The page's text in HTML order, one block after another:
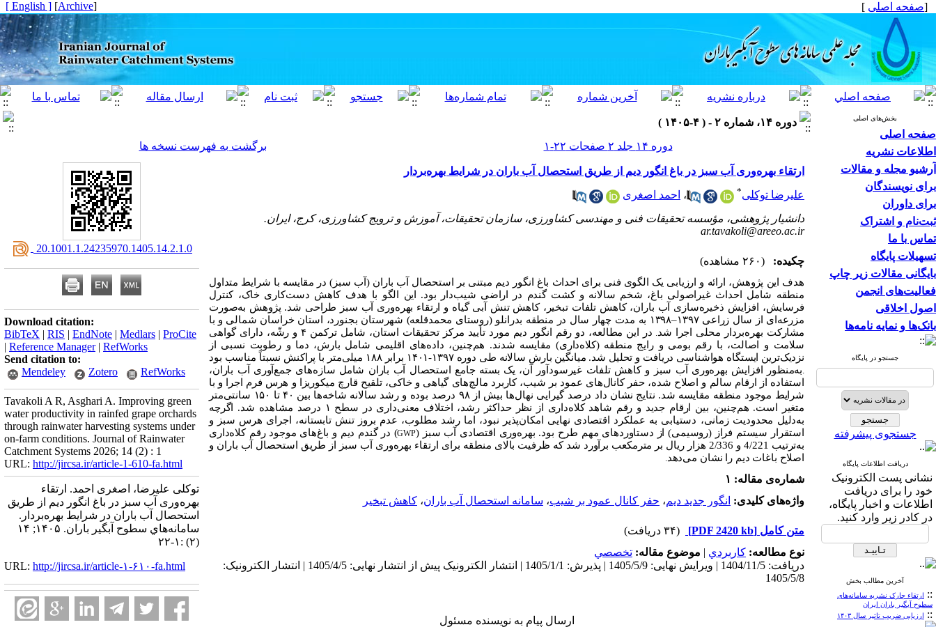
[صفحه اصلی ]
[
Archive
]
[ English ]
بخش‌های اصلی
صفحه اصلی
اطلاعات نشریه
آرشیو مجله و مقالات
برای نویسندگان
برای داوران
ثبت‌نام و اشتراک
تماس با ما
تسهیلات پایگاه
بایگانی مقالات زیر چاپ
فعالیت‌های انجمن
اصول اخلاقی
بانک‌ها و نمایه نامه‌ها
جستجو در پایگاه
جستجوی پیشرفته
دریافت اطلاعات پایگاه
نشانی پست الکترونیک
خود را برای دریافت
اطلاعات و اخبار پایگاه،
در کادر زیر وارد کنید.
آخرین مطالب بخش
:: ارتقاء چارک نشریه سامانه‌های
سطوح آبگیر باران ایران
:: ارزیابی ضریب تاثیر سال ۱۴۰۳
دوره ۱۴، شماره ۲ - ( ۴-۱۴۰۵ )
دوره ۱۴ جلد ۲ صفحات ۲۲-۱
برگشت به فهرست نسخه ها
ارتقاء بهره‌وری آب سبز در باغ انگور دیم از طریق استحصال آب باران در شرایط بهره‌بردار
علیرضا توکلی* ، احمد اصغری
دانشیار پژوهشی، مؤسسه تحقیقات فنی و مهندسی کشاورزی، سازمان تحقیقات، آموزش و ترویج کشاورزی، کرج، ایران.
ar.tavakoli@areeo.ac.ir
چکیده: (۲۶۰ مشاهده)
هدف این پژوهش، ارائه و ارزیابی یک الگوی فنی برای احداث باغ انگور دیم مبتنی بر استحصال آب باران (آب سبز) در مقایسه با شرایط متداول
منطقه شامل احداث غیراصولی باغ، شخم سالانه و کشت گندم در اراضی شیب‌دار بود. این الگو با هدف کاهش دست‌کاری خاک، کنترل
فرسایش، افزایش ذخیره‌سازی آب باران، کاهش تلفات تبخیر، کاهش تنش آبی گیاه و ارتقاء بهره‌وری آب سبز طراحی شد. پژوهش به‌صورت
مزرعه‌ای از سال زراعی۱۳۹۷–۱۳۹۸ به مدت چهار سال در منطقه بدرانلو (روستای محمدقلعه) شهرستان بجنورد، استان خراسان شمالی و با
مشارکت بهره‌بردار محلی اجرا شد. در این مطالعه، دو رقم انگور دیم مورد تأیید مرکز تحقیقات استان، شامل ترکمن ۴و رشّه، دارای گواهی
سلامت و اصالت، با رقم بومی و رایج منطقه (کلاه‌داری) مقایسه شدند. هم‌چنین، داده‌های اقلیمی شامل بارش، دما و رطوبت نسبی از
نزدیک‌ترین ایستگاه هواشناسی دریافت و تحلیل شد. میانگین بارش سالانه طی دوره۱۴۰۱-۱۳۹۷ برابر ۱۸۸ میلی‌متر با پراکنش نسبتاً مناسب بود
.به‌منظور افزایش بهره‌وری آب سبز و کاهش تلفات غیرسودآور آن، یک بسته جامع استحصال آب باران شامل سازه‌های جمع‌آوری آب باران،
استفاده از ارقام سالم و اصلاح‌ شده، حفر کانال‌های عمود بر شیب، کاربرد مالچ‌های گیاهی و خاکی، تلقیح قارچ میکوریزا و هرس فرم اجرا و با
شرایط موجود منطقه مقایسه شد. نتایج نشان داد درصد گیرایی نهال‌ها بیش از ۹۸ درصد بوده و رشد سالانه شاخه‌ها بین ۴۰ تا ۱۵۰ سانتی‌متر
متغیر است. هم‌چنین، بین ارقام جدید و رقم شاهد کلاه‌داری از نظر حداکثر رشد، اختلاف معنی‌داری در سطح ۱ درصد مشاهده شد. اگرچه
به‌دلیل محدودیت زمانی، دستیابی به عملکرد اقتصادی نهایی امکان‌پذیر نبود، اما رشد مطلوب، عدم بروز تنش تابستانه، اجرای هرس سبز و
استقرار سیستم فراز (روسیمی) از دستاوردهای مهم طرح بود. بهره‌وری اقتصادی آب سبز (GWP) در گندم دیم و باغ‌های موجود رقم کلاه‌داری
به‌ترتیب 4/221و 2/336 هزار ریال بر مترمکعب برآورد شد که ظرفیت بالای منطقه برای ارتقاء بهره‌وری آب سبز از طریق استحصال آب باران و
اصلاح باغات دیم را نشان می‌دهد.
شماره‌ی مقاله: ۱
واژه‌های کلیدی: انگور جدید دیم، حفر کانال عمود بر شیب، سامانه استحصال آب باران، کاهش تبخیر
متن کامل [PDF 2420 kb]
(۳۴ دریافت)
نوع مطالعه: كاربردي | موضوع مقاله: تخصصي
دریافت: 1404/11/5 | ویرایش نهایی: 1405/5/9 | پذیرش: 1405/1/1 | انتشار الکترونیک پیش از انتشار نهایی: 1405/4/5 | انتشار الکترونیک:
1405/5/8
ارسال پیام به نویسنده مسئول
‎ 20.1001.1.24235970.1405.14.2.1.0
Download citation:
BibTeX | RIS | EndNote | Medlars | ProCite
| Reference Manager| RefWorks
Send citation to:
Mendeley
Zotero RefWorks
Tavakoli A R, Asghari A. Improving green
water productivity in rainfed grape orchards
through rainwater harvesting systems under
on-farm conditions. Journal of Rainwater
Catchment Systems 2026; 14 (2) : 1
URL: http://jircsa.ir/article-1-610-fa.html
توکلی علیرضا، اصغری احمد. ارتقاء
بهره‌وری آب سبز در باغ انگور دیم از طریق
استحصال آب باران در شرایط بهره‌بردار.
سامانه‌هاي سطوح آبگير باران. ۱۴۰۵; ۱۴
(۲) :۱-۲۲
URL: http://jircsa.ir/article-۱-۶۱۰-fa.html